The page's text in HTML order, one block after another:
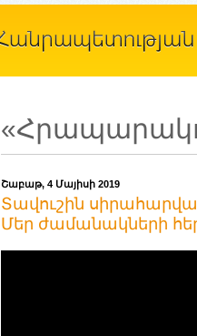
Շաբաթ, 4 Մայիսի 2019
Տավուշին
Մեր ժամանակների